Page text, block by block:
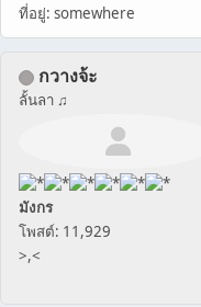
ที่อยู่: somewhere
กวางจ้ะ
ลั้นลา ♫
มังกร
โพสต์: 11,929
>,<